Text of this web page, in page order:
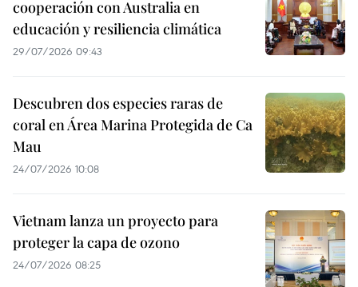
cooperación con Australia en
educación y resiliencia climática
29/07/2026 09:43
Descubren dos especies raras de
coral en Área Marina Protegida de Ca
Mau
24/07/2026 10:08
Vietnam lanza un proyecto para
proteger la capa de ozono
24/07/2026 08:25